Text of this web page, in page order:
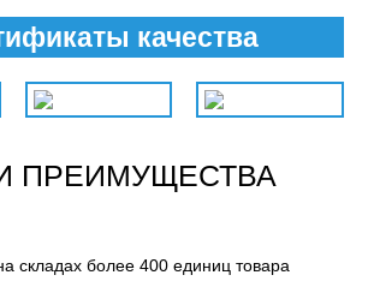
качества
ПРЕИМУЩЕСТВА
складах более 400 единиц товара